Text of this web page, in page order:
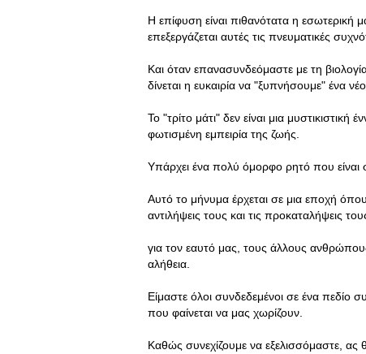
Η επίφυση είναι πιθανότατα η εσωτερική
επεξεργάζεται αυτές τις πνευματικές
Και όταν επανασυνδεόμαστε με τη
δίνεται η ευκαιρία να "ξυπνήσουμε" ένα
Το "τρίτο μάτι" δεν είναι μια μυστικιστική
φωτισμένη εμπειρία της ζωής.
Υπάρχει ένα πολύ όμορφο ρητό που είναι
Αυτό το μήνυμα έρχεται σε μια εποχή
αντιλήψεις τους και τις προκαταλήψεις
για τον εαυτό μας, τους άλλους
αλήθεια.
Είμαστε όλοι συνδεδεμένοι σε ένα πεδίο
που φαίνεται να μας χωρίζουν.
Καθώς συνεχίζουμε να εξελισσόμαστε, ας